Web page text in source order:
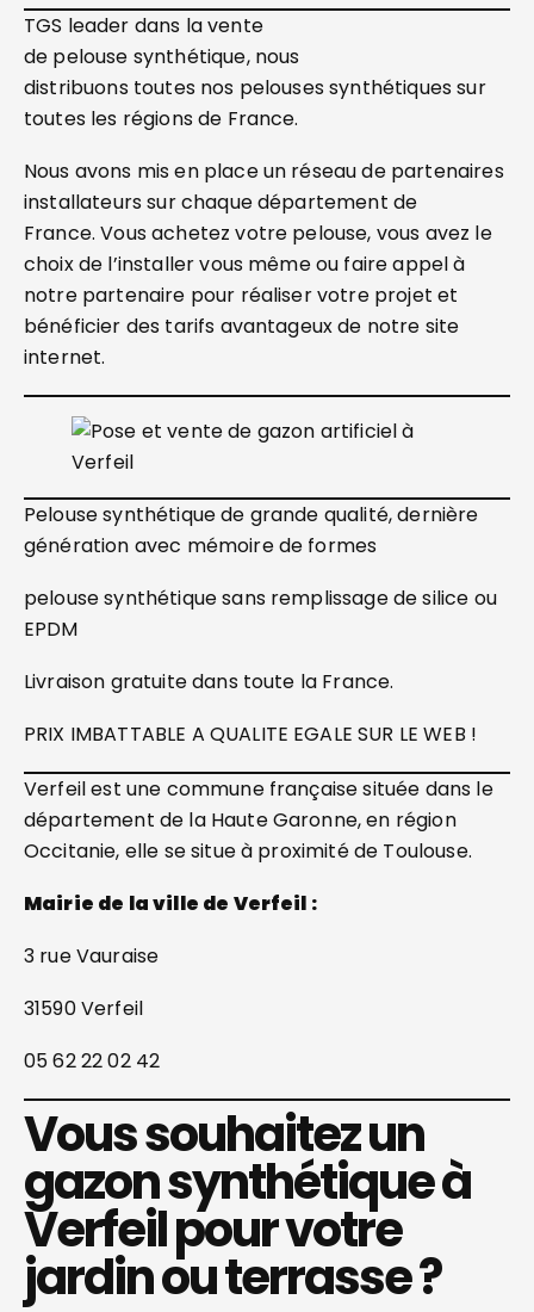
TGS leader dans la vente
de pelouse synthétique, nous
distribuons toutes nos pelouses synthétiques sur
toutes les régions de France.
Nous avons mis en place un réseau de partenaires
installateurs sur chaque département de
France. Vous achetez votre pelouse, vous avez le
choix de l’installer vous même ou faire appel à
notre partenaire pour réaliser votre projet et
bénéficier des tarifs avantageux de notre site
internet.
Pelouse synthétique de grande qualité, dernière
génération avec mémoire de formes
pelouse synthétique sans remplissage de silice ou
EPDM
Livraison gratuite dans toute la France.
PRIX IMBATTABLE A QUALITE EGALE SUR LE WEB !
Verfeil est une commune française située dans le
département de la Haute Garonne, en région
Occitanie, elle se situe à proximité de Toulouse.
Mairie de la ville de Verfeil :
3 rue Vauraise
31590 Verfeil
05 62 22 02 42
Vous souhaitez un
gazon synthétique à
Verfeil pour votre
jardin ou terrasse ?